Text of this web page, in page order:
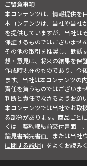
ご留意事項
本コンテンツは、情報提供を
本コンテンツは、当社や当社
を提供していますが、当社は
保証するものではございませ
その他の取引を推奨し、勧誘
想・意見は、将来の結果を保
作成時現在のものであり、今
ます。当社は本コンテンツの
責任を負うものではございま
判断と責任でなさるようお願い
本コンテンツでは当社でお取
る部分があります。商品ごと
くは「契約締結前交付書面」
論見書補完書面」または当社
に関する説明」をよくお読み